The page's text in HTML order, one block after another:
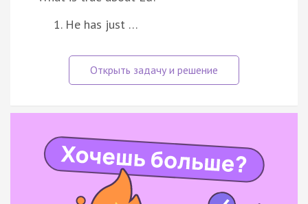
He has just …